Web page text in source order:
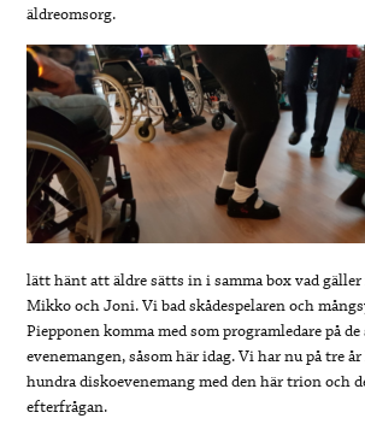
äldreomsorg.
lätt hänt att äldre sätts in i samma box vad gäller
Mikko och Joni. Vi bad skådespelaren och
Piepponen komma med som programledare på
evenemangen, såsom här idag. Vi har nu på tre
hundra diskoevenemang med den här trion och
efterfrågan.